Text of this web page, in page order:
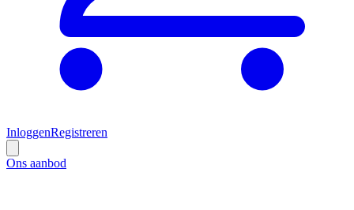
InloggenRegistreren
Ons aanbod